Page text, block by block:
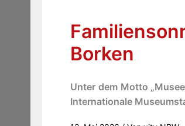
Borken
Unter dem Motto
Internationale